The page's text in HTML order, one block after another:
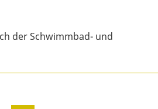
der Schwimmbad- und